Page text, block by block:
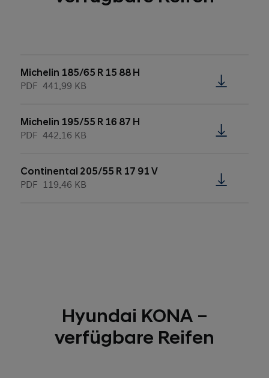
Michelin 185/65 R 15 88 H
PDF 441.99 KB
Michelin 195/55 R 16 87 H
PDF 442.16 KB
Continental 205/55 R 17 91 V
PDF 119.46 KB
Hyundai KONA –
verfügbare Reifen